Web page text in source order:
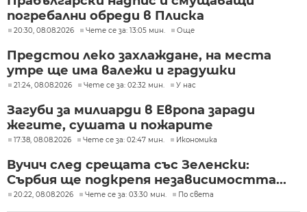
погребални обреди в Плиска
20:30, 08.08.2026 Чете се за: 13:05 мин. Още
Предстои леко захлаждане, на места
утре ще има валежи и градушки
21:24, 08.08.2026 Чете се за: 02:32 мин. У нас
Загуби за милиарди в Европа заради
жегите, сушата и пожарите
17:38, 08.08.2026 Чете се за: 02:47 мин. Икономика
Вучич след срещата със Зеленски:
Сърбия ще подкрепя независимостта...
20:22, 08.08.2026 Чете се за: 03:30 мин. По света